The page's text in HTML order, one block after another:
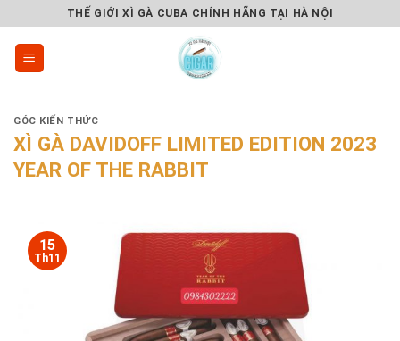
to
content
THẾ GIỚI XÌ GÀ CUBA CHÍNH HÃNG TẠI HÀ NỘI
GÓC KIẾN THỨC
XÌ GÀ DAVIDOFF LIMITED EDITION 2023
YEAR OF THE RABBIT
15
Th11